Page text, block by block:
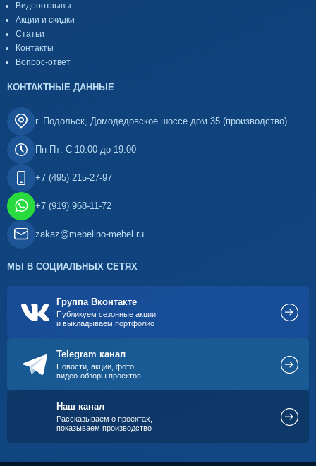
Видеоотзывы
Акции и скидки
Статьи
Контакты
Вопрос-ответ
КОНТАКТНЫЕ ДАННЫЕ
г. Подольск, Домодедовское шоссе дом 35 (производство)
Пн-Пт: С 10:00 до 19:00
+7 (495) 215-27-97
+7 (919) 968-11-72
zakaz@mebelino-mebel.ru
МЫ В СОЦИАЛЬНЫХ СЕТЯХ
Группа Вконтакте
Публикуем сезонные акции
и выкладываем портфолио
Telegram канал
Новости, акции, фото,
видео-обзоры проектов
Наш канал
Рассказываем о проектах,
показываем производство